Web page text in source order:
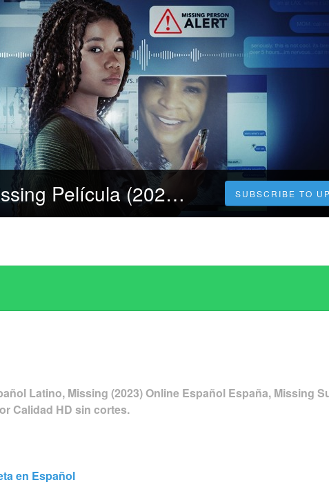
▷Repelis [720p]-ᴴᴰ Missing Película (2023) Pelicula [Completa] Español y Latino SUBSCRIBE TO
Latino, Missing (2023) Online Español España, Missing
Calidad HD sin cortes.
en Español